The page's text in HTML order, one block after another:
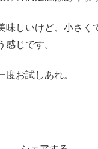
味しいけど、小さく
感じです。
度お試しあれ。